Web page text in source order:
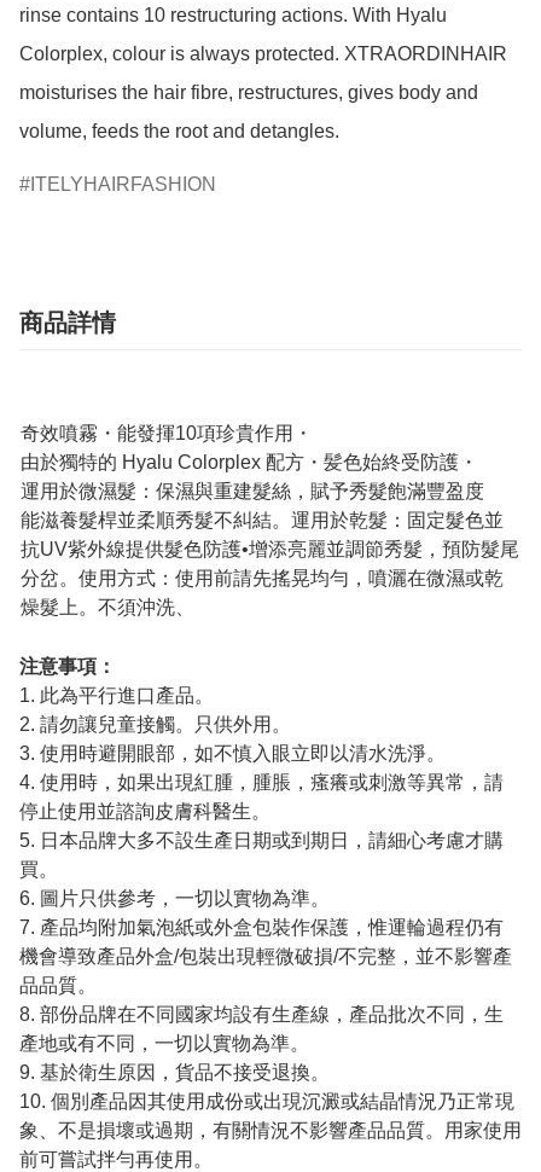
rinse contains 10 restructuring actions. With Hyalu
Colorplex, colour is always protected. XTRAORDINHAIR
moisturises the hair fibre, restructures, gives body and
volume, feeds the root and detangles.
ITELYHAIRFASHION
商品詳情
奇效噴霧・能發揮10項珍貴作用・
由於獨特的 Hyalu Colorplex 配方・髪色始終受防護・
運用於微濕髮：保濕與重建髮絲，賦予秀髮飽滿豐盈度
能滋養髮桿並柔順秀髮不糾結。運用於乾髮：固定髮色並
抗UV紫外線提供髮色防護•增添亮麗並調節秀髮，預防髮尾
分岔。使用方式：使用前請先搖晃均勻，噴灑在微濕或乾
燥髮上。不須沖洗、
注意事項：
1. 此為平行進口產品。
2. 請勿讓兒童接觸。只供外用。
3. 使用時避開眼部，如不慎入眼立即以清水洗淨。
4. 使用時，如果出現紅腫，腫脹，瘙癢或刺激等異常，請
停止使用並諮詢皮膚科醫生。
5. 日本品牌大多不設生產日期或到期日，請細心考慮才購
買。
6. 圖片只供參考，一切以實物為準。
7. 產品均附加氣泡紙或外盒包裝作保護，惟運輪過程仍有
機會導致產品外盒/包裝出現輕微破損/不完整，並不影響產
品品質。
8. 部份品牌在不同國家均設有生產線，產品批次不同，生
產地或有不同，一切以實物為準。
9. 基於衛生原因，貨品不接受退換。
10. 個別產品因其使用成份或出現沉澱或結晶情況乃正常現
象、不是損壞或過期，有關情況不影響產品品質。用家使用
前可嘗試拌勻再使用。